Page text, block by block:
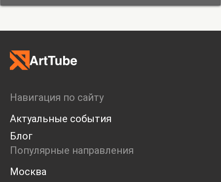
Навигация по сайту
Актуальные события
Блог
Популярные направления
Москва